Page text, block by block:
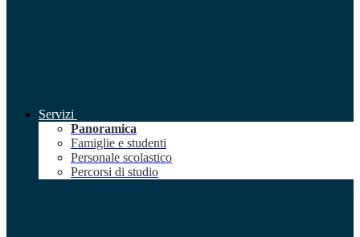
Servizi
Panoramica
Famiglie e studenti
Personale scolastico
Percorsi di studio